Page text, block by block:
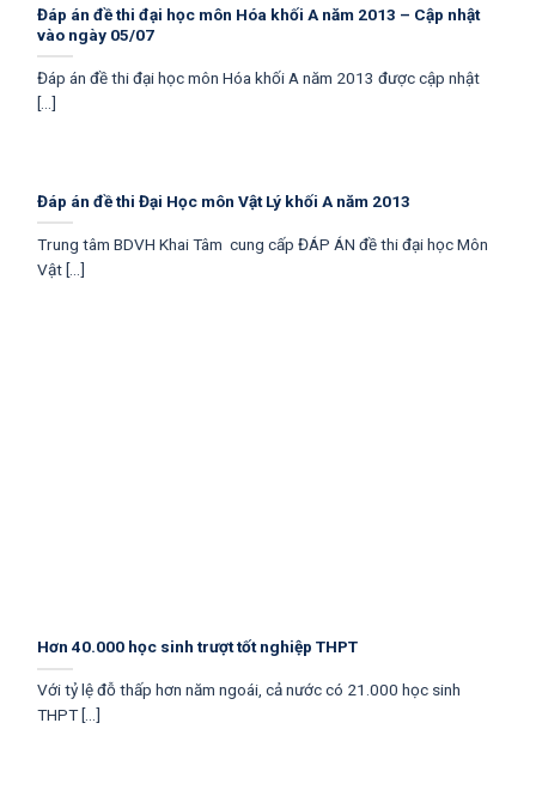
Đáp án đề thi đại học môn Hóa khối A năm 2013 – Cập nhật
vào ngày 05/07
Đáp án đề thi đại học môn Hóa khối A năm 2013 được cập nhật
[...]
Đáp án đề thi Đại Học môn Vật Lý khối A năm 2013
Trung tâm BDVH Khai Tâm cung cấp ĐÁP ÁN đề thi đại học Môn
Vật [...]
Hơn 40.000 học sinh trượt tốt nghiệp THPT
Với tỷ lệ đỗ thấp hơn năm ngoái, cả nước có 21.000 học sinh
THPT [...]